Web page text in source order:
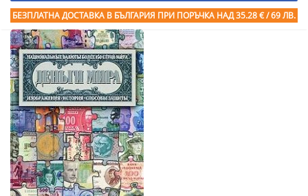
БЕЗПЛАТНА ДОСТАВКА В БЪЛГАРИЯ ПРИ ПОРЪЧКА НАД 35.28 € / 69 ЛВ.